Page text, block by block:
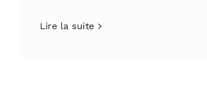
Lire la suite